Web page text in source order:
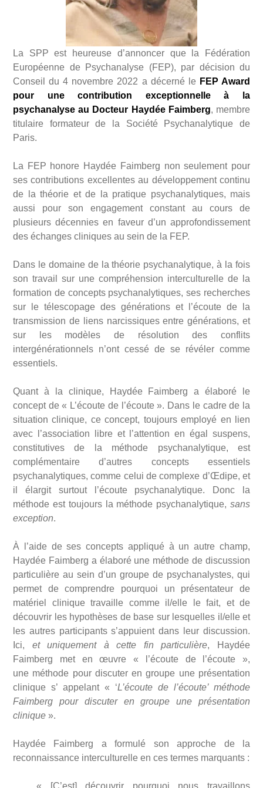
La SPP est heureuse d’annoncer que la Fédération
Européenne de Psychanalyse (FEP), par décision du
Conseil du 4 novembre 2022 a décerné le FEP Award
pour une contribution exceptionnelle à la
psychanalyse au Docteur Haydée Faimberg, membre
titulaire formateur de la Société Psychanalytique de
Paris.
La FEP honore Haydée Faimberg non seulement pour
ses contributions excellentes au développement continu
de la théorie et de la pratique psychanalytiques, mais
aussi pour son engagement constant au cours de
plusieurs décennies en faveur d’un approfondissement
des échanges cliniques au sein de la FEP.
Dans le domaine de la théorie psychanalytique, à la fois
son travail sur une compréhension interculturelle de la
formation de concepts psychanalytiques, ses recherches
sur le télescopage des générations et l’écoute de la
transmission de liens narcissiques entre générations, et
sur les modèles de résolution des conflits
intergénérationnels n’ont cessé de se révéler comme
essentiels.
Quant à la clinique, Haydée Faimberg a élaboré le
concept de « L’écoute de l’écoute ». Dans le cadre de la
situation clinique, ce concept, toujours employé en lien
avec l’association libre et l’attention en égal suspens,
constitutives de la méthode psychanalytique, est
complémentaire d’autres concepts essentiels
psychanalytiques, comme celui de complexe d’Œdipe, et
il élargit surtout l’écoute psychanalytique. Donc la
méthode est toujours la méthode psychanalytique, sans
exception.
À l’aide de ses concepts appliqué à un autre champ,
Haydée Faimberg a élaboré une méthode de discussion
particulière au sein d’un groupe de psychanalystes, qui
permet de comprendre pourquoi un présentateur de
matériel clinique travaille comme il/elle le fait, et de
découvrir les hypothèses de base sur lesquelles il/elle et
les autres participants s’appuient dans leur discussion.
Ici, et uniquement à cette fin particulière, Haydée
Faimberg met en œuvre « l’écoute de l’écoute »,
une méthode pour discuter en groupe une présentation
clinique s’ appelant « ‘L’écoute de l’écoute’ méthode
Faimberg pour discuter en groupe une présentation
clinique ».
Haydée Faimberg a formulé son approche de la
reconnaissance interculturelle en ces termes marquants :
« [C’est] découvrir pourquoi nous travaillons